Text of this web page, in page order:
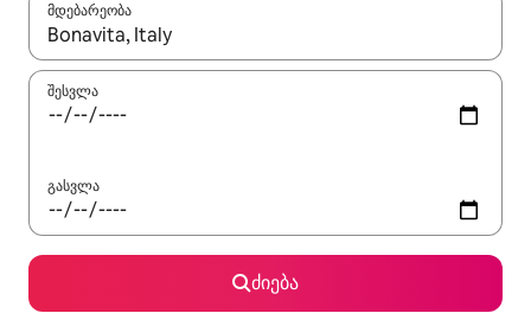
მდებარეობა
როცა შედეგები ხელმისაწვდომი გახდება, ნავიგაციისთვის
შესვლა
გასვლა
ძიება